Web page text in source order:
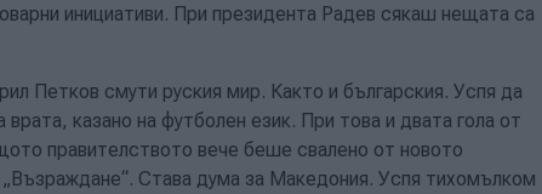
инициативи. При президента Радев сякаш нещата са
Петков смути руския мир. Както и българския. Успя да
казано на футболен език. При това и двата гола от
правителството вече беше свалено от новото
Става дума за Македония. Успя тихомълком